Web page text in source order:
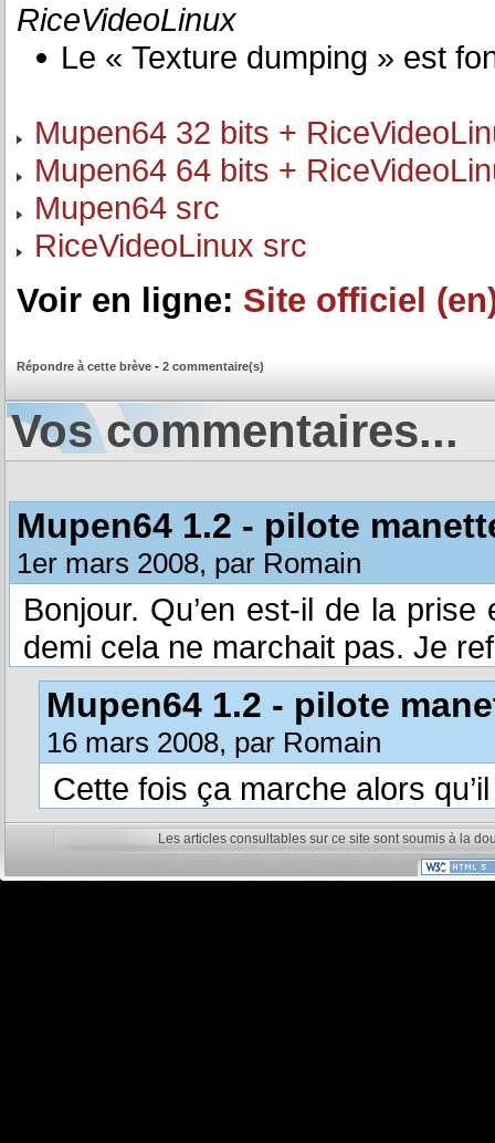
RiceVideoLinux
Le « Texture dumping » est
Mupen64 32 bits +
Mupen64 64 bits +
Mupen64 src
RiceVideoLinux src
Voir en ligne: Site officiel
Répondre à cette brève - 2 commentaire(s)
Vos commentaires...
Mupen64 1.2 - pilote
1er mars 2008, par Romain
Bonjour. Qu’en est-il de la
demi cela ne marchait pas. Je
Mupen64 1.2 - pilote
16 mars 2008, par Romain
Cette fois ça marche alors
Les articles consultables sur ce site sont soumis à la